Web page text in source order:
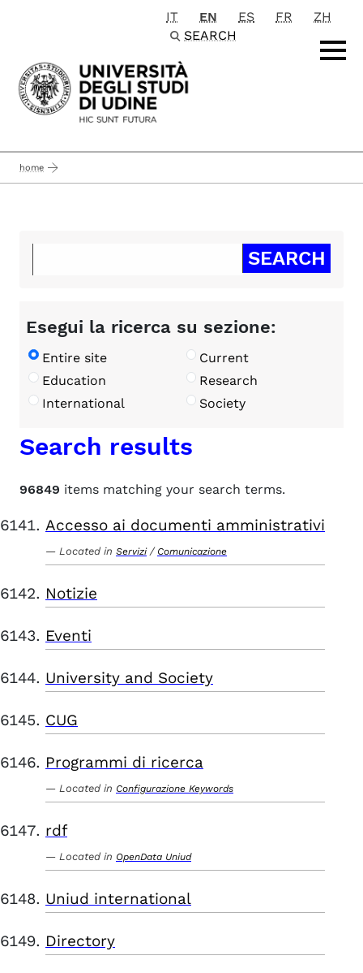
Passa al contenuto principale
IT EN ES FR
ZH
SEARCH
home
Esegui la ricerca su sezione:
Entire site
Current
Education
Research
International
Society
Search results
96849 items matching your search terms.
Accesso ai documenti amministrativi
Located in Servizi / Comunicazione
Notizie
Eventi
University and Society
CUG
Programmi di ricerca
Located in Configurazione Keywords
rdf
Located in OpenData Uniud
Uniud international
Directory